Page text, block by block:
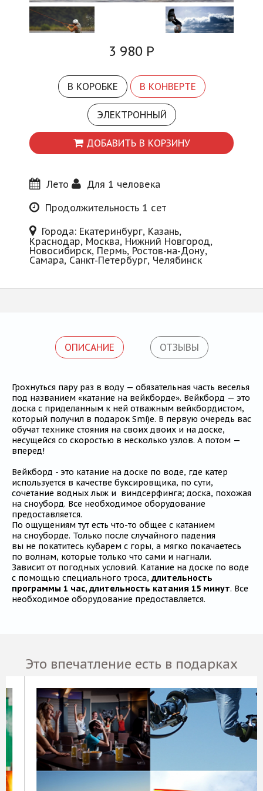
Блог
3 980 Р
В КОРОБКЕ В КОНВЕРТЕ
ЭЛЕКТРОННЫЙ
ДОБАВИТЬ В КОРЗИНУ
Лето
Для 1 человека
Продолжительность 1 сет
Города: Екатеринбург, Казань,
Краснодар, Москва, Нижний Новгород,
Новосибирск, Пермь, Ростов-на-Дону,
Самара, Санкт-Петербург, Челябинск
ОПИСАНИЕ ОТЗЫВЫ
Грохнуться пару раз в воду — обязательная часть веселья
под названием «катание на вейкборде». Вейкборд — это
доска с приделанным к ней отважным вейкбордистом,
который получил в подарок Smi)e. В первую очередь вас
обучат технике стояния на своих двоих и на доске,
несущейся со скоростью в несколько узлов. А потом —
вперед!
Вейкборд - это катание на доске по воде, где катер
используется в качестве буксировщика, по сути,
сочетание водных лыж и виндсерфинга; доска, похожая
на сноуборд. Все необходимое оборудование
предоставляется.
По ощущениям тут есть что-то общее с катанием
на сноуборде. Только после случайного падения
вы не покатитесь кубарем с горы, а мягко покачаетесь
по волнам, которые только что сами и нагнали.
Зависит от погодных условий. Катание на доске по воде
с помощью специального троса, длительность
программы 1 час, длительность катания 15 минут. Все
необходимое оборудование предоставляется.
Это впечатление есть в подарках